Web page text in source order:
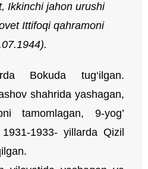
, Ikkinchi jahon urushi
Ittifoqi qahramoni
Bokuda tug‘ilgan.
shahrida yashagan,
tamomlagan, 9-yog’
1933- yillarda Qizil